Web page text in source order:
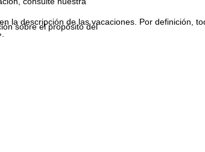
sobre el propósito del
la descripción de las vacaciones. Por definición,